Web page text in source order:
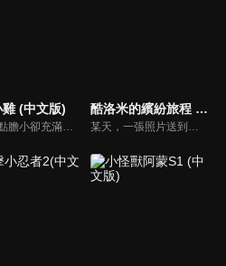
雞 (中文版)
有一點點膽小卻充滿好奇心的「帶骨雞」，和總是用小跳步靠過來的舞蹈老師「小跳步青蛙老師」，以及其他具有獨特個性的夥伴們跳舞大活耀！在家裡和各種地方以「身體動了，心也舞動了起來♪」為主題的角色人物。這是關於不可思議的夥伴們與愉快舞蹈的故事。
酷洛米的繽紛旅程 (中文版)